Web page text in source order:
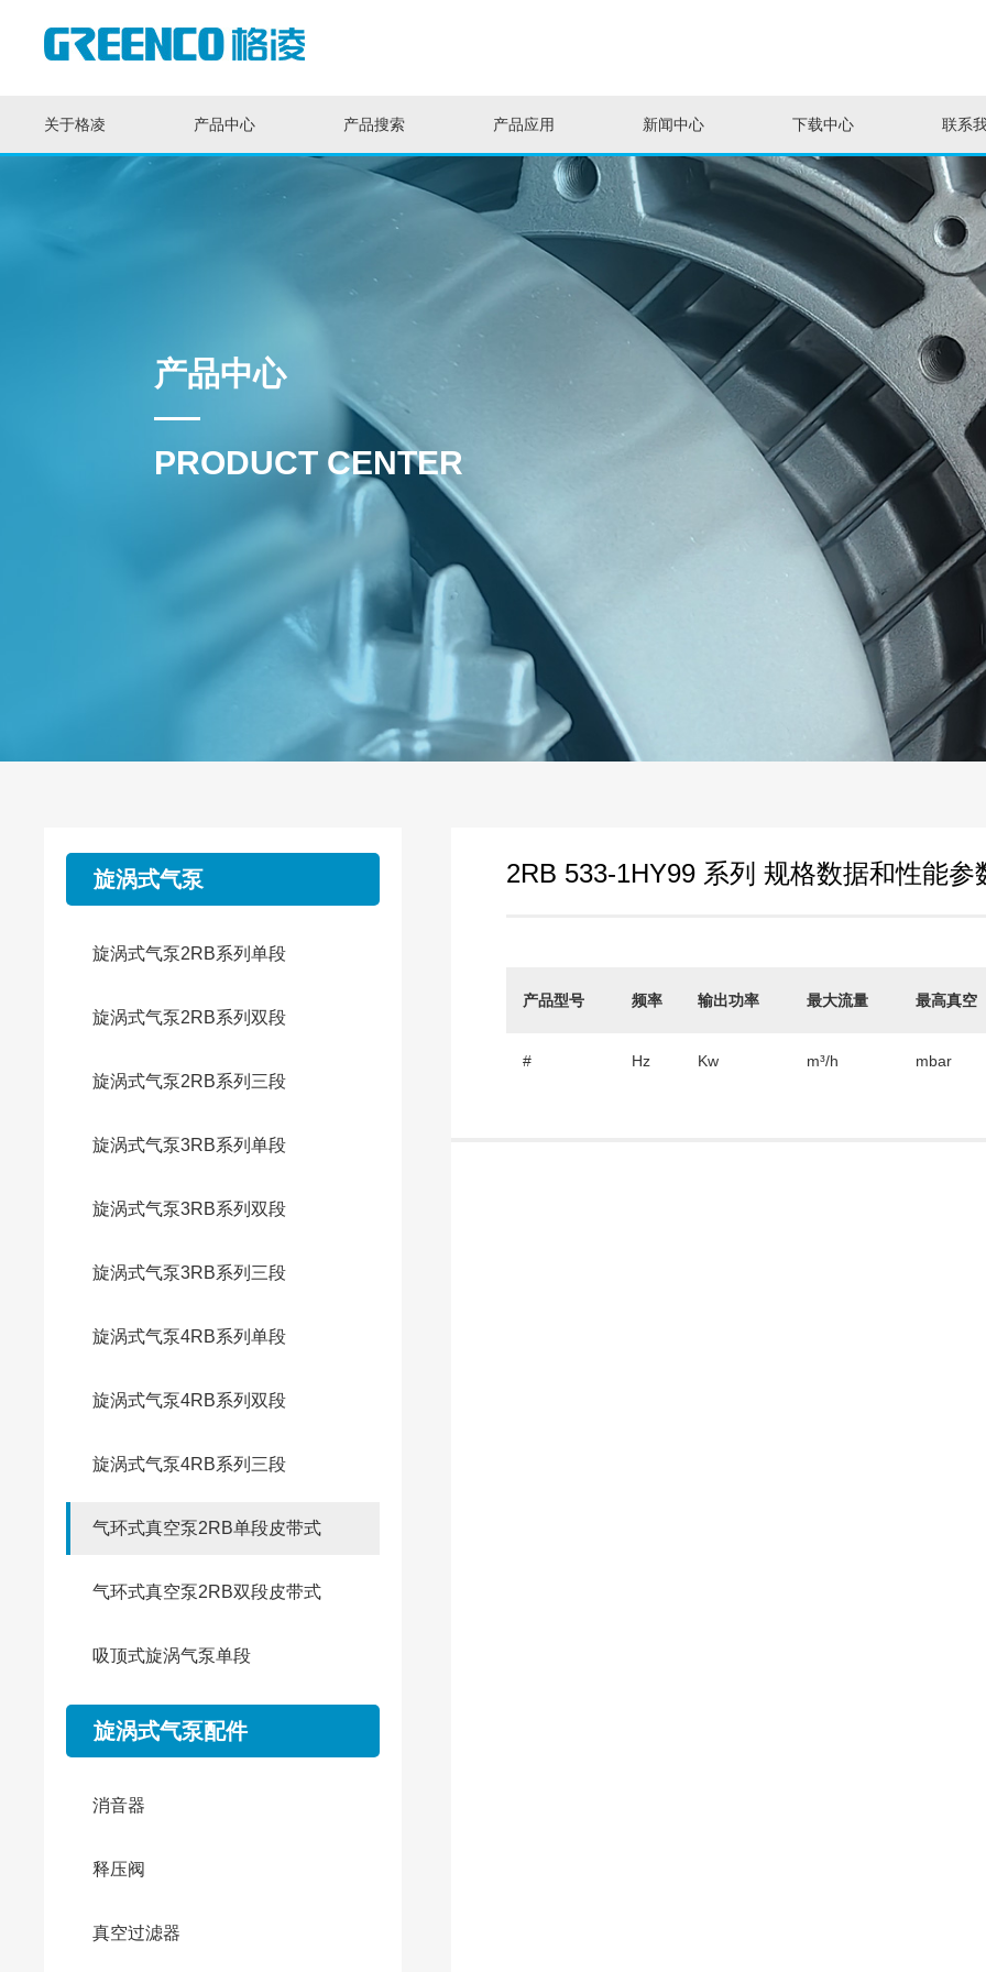
关于格凌 产品中心 产品搜索 产品应用 新闻中心 下载中心 联系
产品中心
PRODUCT CENTER
旋涡式气泵
旋涡式气泵2RB系列单段
旋涡式气泵2RB系列双段
旋涡式气泵2RB系列三段
旋涡式气泵3RB系列单段
旋涡式气泵3RB系列双段
旋涡式气泵3RB系列三段
旋涡式气泵4RB系列单段
旋涡式气泵4RB系列双段
旋涡式气泵4RB系列三段
气环式真空泵2RB单段皮带式
气环式真空泵2RB双段皮带式
吸顶式旋涡气泵单段
旋涡式气泵配件
消音器
释压阀
真空过滤器
2RB 533-1HY99 系列 规格数据和性能参
产品型号 频率 输出功率 最大流量 最高真空
# Hz Kw m³/h mbar